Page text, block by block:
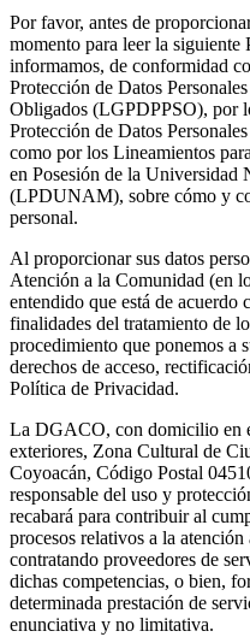
Por favor, antes de
momento para leer la
informamos, de conformidad
Protección de Datos
Obligados (LGPDPPSO), por
Protección de Datos
como por los Lineamientos
en Posesión de la
(LPDUNAM), sobre cómo y
personal.
Al proporcionar sus datos
Atención a la Comunidad (en
entendido que está de acuerdo
finalidades del tratamiento de
procedimiento que ponemos a
derechos de acceso,
Política de Privacidad.
La DGACO, con domicilio en
exteriores, Zona Cultural de
Coyoacán, Código Postal
responsable del uso y
recabará para contribuir al
procesos relativos a la
contratando proveedores de
dichas competencias, o bien,
determinada prestación de
enunciativa y no limitativa.